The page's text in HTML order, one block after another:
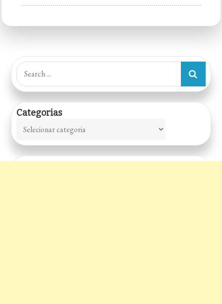
Super
Coutinho,
Search
for:
Categorias
Categorias